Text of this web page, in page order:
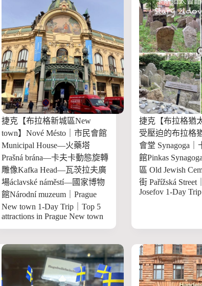
捷克【布拉格新城區New
town】Nové Mésto｜市民會館
Municipal House—火藥塔
Prašná brána—卡夫卡動態旋轉
雕像Kafka Head—瓦茨拉夫廣
場áclavské náměstí—國家博物
館Národní muzeum｜Prague
New town 1-Day Trip｜Top 5
attractions in Prague New town
捷克【布拉格猶
受壓迫的布拉格
會堂 Synagoga
館Pinkas
區 Old Jewish
街 Pařížská Street
Josefov 1-Day Trip